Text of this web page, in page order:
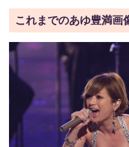
これまでのあゆ豊満画